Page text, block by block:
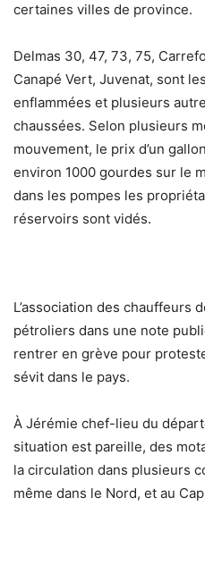
certaines villes de province.
Delmas 30, 47, 73, 75,
Canapé Vert, Juvenat, sont
enflammées et plusieurs
chaussées. Selon plusieurs
mouvement, le prix d’un
environ 1000 gourdes sur le
dans les pompes les
réservoirs sont vidés.
L’association des chauffeurs
pétroliers dans une note
rentrer en grève pour
sévit dans le pays.
À Jérémie chef-lieu du
situation est pareille, des
la circulation dans plusieurs
même dans le Nord, et au